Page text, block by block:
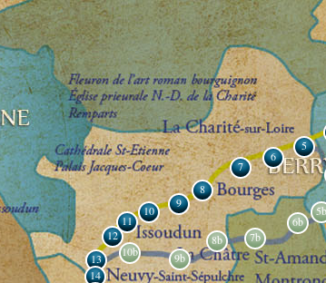
5
6
7
8
9
10
11
12
13
14
6b
7b
8b
9b
10b